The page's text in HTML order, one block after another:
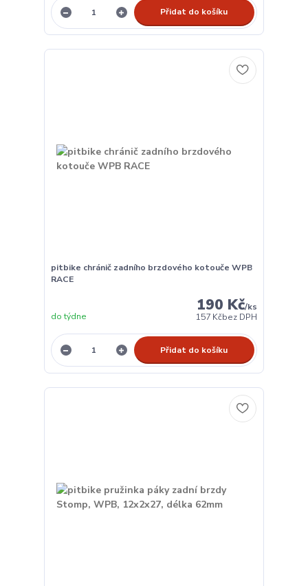
Přidat do košíku
pitbike chránič zadního brzdového kotouče WPB
RACE
190 Kč/ks
157 Kčbez DPH
do týdne
Přidat do košíku